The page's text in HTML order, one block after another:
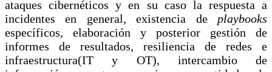
ataques cibernéticos y en su caso la respuesta a
incidentes en general, existencia de playbooks
específicos, elaboración y posterior gestión de
informes de resultados, resiliencia de redes e
infraestructura(IT y OT), intercambio de